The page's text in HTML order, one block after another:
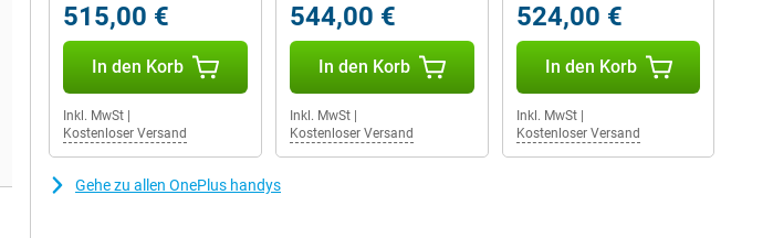
515,00 €
In den Korb
Inkl. MwSt
Kostenloser Versand
544,00 €
In den Korb
Inkl. MwSt|
Kostenloser Versand
524,00 €
In den Korb
Inkl. MwSt|
Kostenloser Versand
Gehe zu allen OnePlus handys